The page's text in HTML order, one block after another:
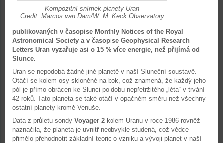
Kompozitní snímek planety Uran
Credit: Marcos van Dam/W. M. Keck Observatory
publikovaných v časopise Monthly Notices of the Royal
Astronomical Society a v časopise Geophysical Research
Letters Uran vyzařuje asi o 15 % více energie, než přijímá od
Slunce.
Uran se nepodobá žádné jiné planetě v naší Sluneční soustavě.
Otáčí se kolem osy skloněné na bok, což znamená, že každý jeho
pól je přímo obrácen ke Slunci po dobu nepřetržitého „léta“ v trvání
42 roků. Tato planeta se také otáčí v opačném směru než všechny
ostatní planety kromě Venuše.
Data z průletu sondy Voyager 2 kolem Uranu v roce 1986 rovněž
naznačila, že planeta je uvnitř neobvykle studená, což vědce
přimělo přehodnotit základní teorie o vzniku a vývoji planet v naší